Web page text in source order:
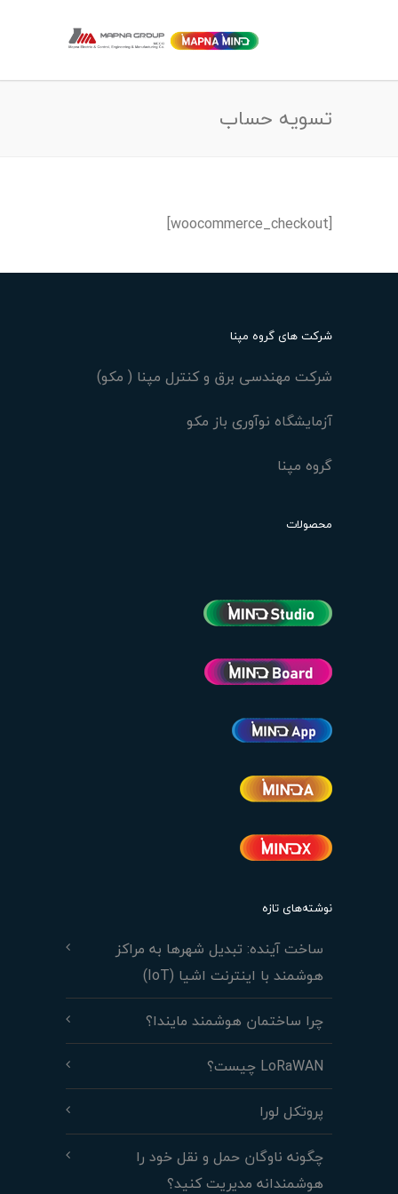
تسویه حساب
[woocommerce_checkout]
شرکت های گروه مپنا
شرکت مهندسی برق و کنترل مپنا ( مکو)
آزمایشگاه نوآوری باز مکو
گروه مپنا
محصولات
نوشته‌های تازه
ساخت آینده: تبدیل شهرها به مراکز
هوشمند با اینترنت اشیا (IoT)
چرا ساختمان هوشمند مایندا؟
LoRaWAN چیست؟
پروتکل لورا
چگونه ناوگان حمل و نقل خود را
هوشمندانه مدیریت کنید؟